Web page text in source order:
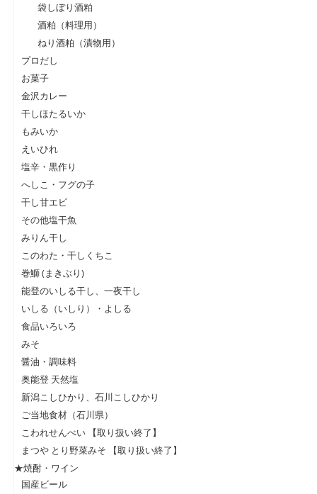
袋しぼり酒粕
酒粕（料理用）
ねり酒粕（漬物用）
プロだし
お菓子
金沢カレー
干しほたるいか
もみいか
えいひれ
塩辛・黒作り
へしこ・フグの子
干し甘エビ
その他塩干魚
みりん干し
このわた・干しくちこ
巻鰤 (まきぶり)
能登のいしる干し、一夜干し
いしる（いしり）・よしる
食品いろいろ
みそ
醤油・調味料
奥能登 天然塩
新潟こしひかり、石川こしひかり
ご当地食材（石川県）
こわれせんべい 【取り扱い終了】
まつや とり野菜みそ 【取り扱い終了】
★焼酎・ワイン
国産ビール